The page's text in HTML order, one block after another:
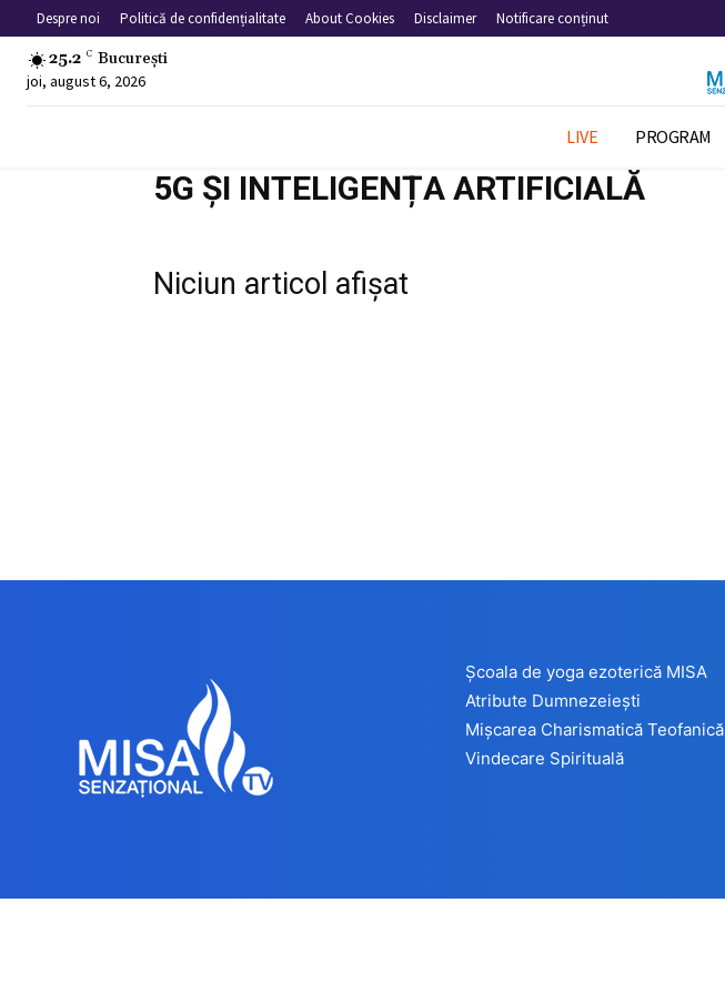
Despre noi Politică de confidențialitate About Cookies Disclaimer Notificare conținut
25.2 C București
joi, august 6, 2026
LIVE PROGRAM
5G ȘI INTELIGENȚA ARTIFICIALĂ
Niciun articol afișat
Școala de yoga ezoterică MISA
Atribute Dumnezeiești
Mișcarea Charismatică Teofanică
Vindecare Spirituală